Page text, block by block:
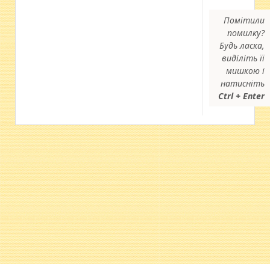
Помітили
помилку?
Будь ласка,
виділіть її
мишкою і
натисніть
Ctrl + Enter